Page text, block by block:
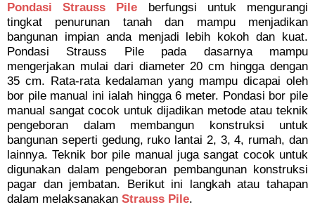
Pondasi Strauss Pile berfungsi untuk mengurangi
tingkat penurunan tanah dan mampu menjadikan
bangunan impian anda menjadi lebih kokoh dan kuat.
Pondasi Strauss Pile pada dasarnya mampu
mengerjakan mulai dari diameter 20 cm hingga dengan
35 cm. Rata-rata kedalaman yang mampu dicapai oleh
bor pile manual ini ialah hingga 6 meter. Pondasi bor pile
manual sangat cocok untuk dijadikan metode atau teknik
pengeboran dalam membangun konstruksi untuk
bangunan seperti gedung, ruko lantai 2, 3, 4, rumah, dan
lainnya. Teknik bor pile manual juga sangat cocok untuk
digunakan dalam pengeboran pembangunan konstruksi
pagar dan jembatan. Berikut ini langkah atau tahapan
dalam melaksanakan Strauss Pile.